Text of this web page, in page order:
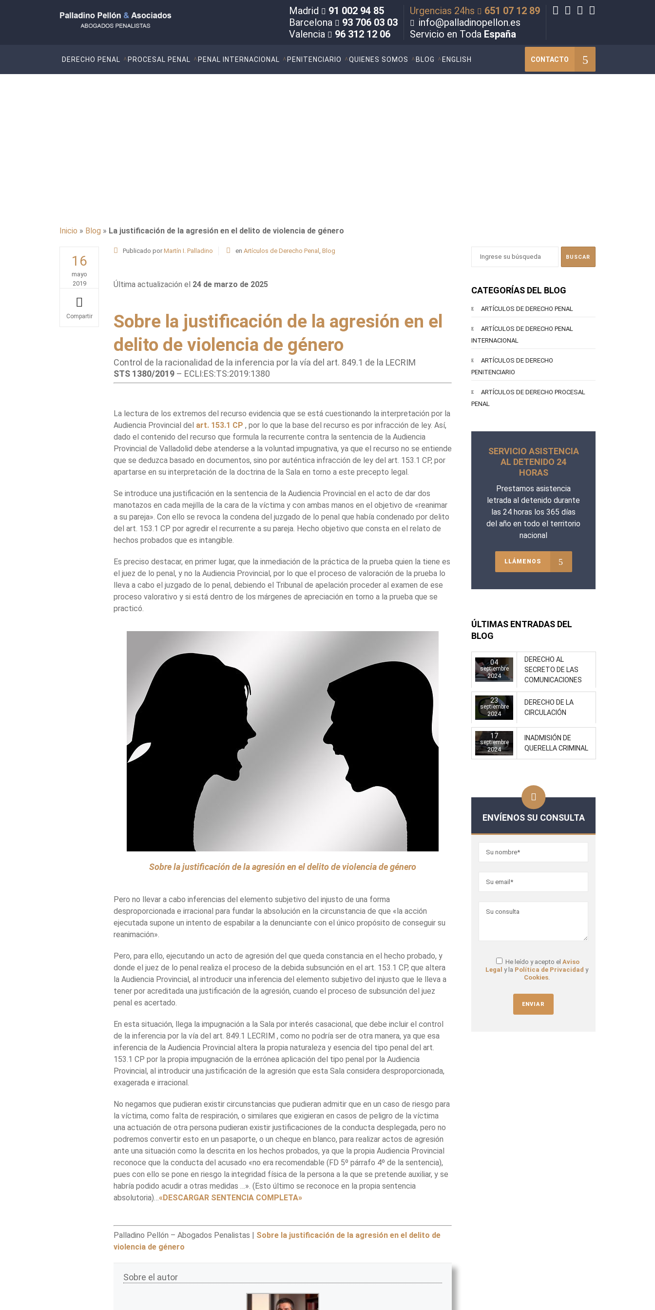
Madrid
91 002 94 85
Barcelona
93 706 03 03
Valencia
96 312 12 06
Urgencias 24hs
651 07 12 89
info@palladinopellon.es
Servicio en Toda España
DERECHO PENAL PROCESAL PENAL PENAL INTERNACIONAL PENITENCIARIO QUIENES SOMOS BLOG ENGLISH CONTACTO
Inicio » Blog » La justificación de la agresión en el delito de violencia de género
16
mayo
2019
Publicado por Martín I. Palladino en Artículos de Derecho Penal , Blog
Última actualización el 24 de marzo de 2025
Sobre la justificación de la agresión en el
delito de violencia de género
Control de la racionalidad de la inferencia por la vía del art. 849.1 de la LECRIM
STS 1380/2019 – ECLI:ES:TS:2019:1380
La lectura de los extremos del recurso evidencia que se está cuestionando la interpretación por la
Audiencia Provincial del art. 153.1 CP , por lo que la base del recurso es por infracción de ley. Así,
dado el contenido del recurso que formula la recurrente contra la sentencia de la Audiencia
Provincial de Valladolid debe atenderse a la voluntad impugnativa, ya que el recurso no se entiende
que se deduzca basado en documentos, sino por auténtica infracción de ley del art. 153.1 CP, por
apartarse en su interpretación de la doctrina de la Sala en torno a este precepto legal.
Se introduce una justificación en la sentencia de la Audiencia Provincial en el acto de dar dos
manotazos en cada mejilla de la cara de la víctima y con ambas manos en el objetivo de «reanimar
a su pareja». Con ello se revoca la condena del juzgado de lo penal que había condenado por delito
del art. 153.1 CP por agredir el recurrente a su pareja. Hecho objetivo que consta en el relato de
hechos probados que es intangible.
Es preciso destacar, en primer lugar, que la inmediación de la práctica de la prueba quien la tiene es
el juez de lo penal, y no la Audiencia Provincial, por lo que el proceso de valoración de la prueba lo
lleva a cabo el juzgado de lo penal, debiendo el Tribunal de apelación proceder al examen de ese
proceso valorativo y si está dentro de los márgenes de apreciación en torno a la prueba que se
practicó.
Sobre la justificación de la agresión en el delito de violencia de género
Pero no llevar a cabo inferencias del elemento subjetivo del injusto de una forma
desproporcionada e irracional para fundar la absolución en la circunstancia de que «la acción
ejecutada supone un intento de espabilar a la denunciante con el único propósito de conseguir su
reanimación».
Pero, para ello, ejecutando un acto de agresión del que queda constancia en el hecho probado, y
donde el juez de lo penal realiza el proceso de la debida subsunción en el art. 153.1 CP, que altera
la Audiencia Provincial, al introducir una inferencia del elemento subjetivo del injusto que le lleva a
tener por acreditada una justificación de la agresión, cuando el proceso de subsunción del juez
penal es acertado.
En esta situación, llega la impugnación a la Sala por interés casacional, que debe incluir el control
de la inferencia por la vía del art. 849.1 LECRIM , como no podría ser de otra manera, ya que esa
inferencia de la Audiencia Provincial altera la propia naturaleza y esencia del tipo penal del art.
153.1 CP por la propia impugnación de la errónea aplicación del tipo penal por la Audiencia
Provincial, al introducir una justificación de la agresión que esta Sala considera desproporcionada,
exagerada e irracional.
No negamos que pudieran existir circunstancias que pudieran admitir que en un caso de riesgo para
la víctima, como falta de respiración, o similares que exigieran en casos de peligro de la víctima
una actuación de otra persona pudieran existir justificaciones de la conducta desplegada, pero no
podremos convertir esto en un pasaporte, o un cheque en blanco, para realizar actos de agresión
ante una situación como la descrita en los hechos probados, ya que la propia Audiencia Provincial
reconoce que la conducta del acusado «no era recomendable (FD 5º párrafo 4º de la sentencia),
pues con ello se pone en riesgo la integridad física de la persona a la que se pretende auxiliar, y se
habría podido acudir a otras medidas …». (Esto último se reconoce en la propia sentencia
absolutoria)…«DESCARGAR SENTENCIA COMPLETA»
Palladino Pellón – Abogados Penalistas | Sobre la justificación de la agresión en el delito de
violencia de género
Sobre el autor
CATEGORÍAS DEL BLOG
ARTÍCULOS DE DERECHO PENAL
ARTÍCULOS DE DERECHO PENAL
INTERNACIONAL
ARTÍCULOS DE DERECHO
PENITENCIARIO
ARTÍCULOS DE DERECHO PROCESAL
PENAL
SERVICIO ASISTENCIA
AL DETENIDO 24
HORAS
Prestamos asistencia
letrada al detenido durante
las 24 horas los 365 días
del año en todo el territorio
nacional
LLÁMENOS
ÚLTIMAS ENTRADAS DEL
BLOG
04
septiembre
2024
DERECHO AL
SECRETO DE LAS
COMUNICACIONES
23
septiembre
2024
DERECHO DE LA
CIRCULACIÓN
17
septiembre
2024
INADMISIÓN DE
QUERELLA CRIMINAL
ENVÍENOS SU CONSULTA
He leído y acepto el Aviso
Legal y la Política de Privacidad y
Cookies.